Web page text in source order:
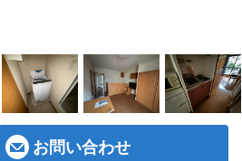
お問い合わせ